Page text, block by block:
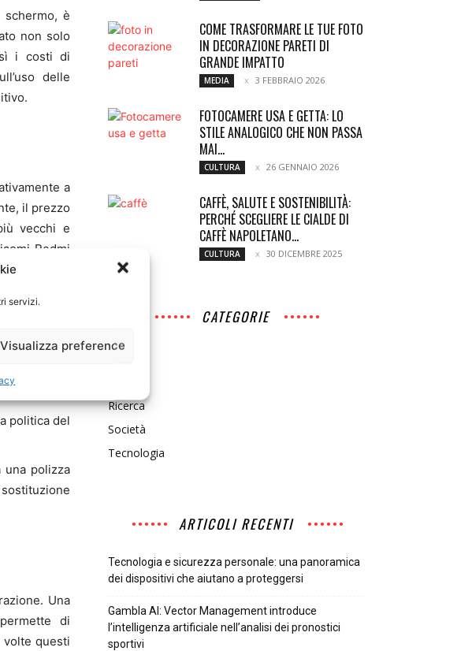
servizi.
Visualizza preference
è
non solo
i costi di
delle
a
il prezzo
vecchi e
Redmi
in termini
o
politica del
una polizza
Una
di
questi
COME TRASFORMARE LE TUE FOTO
IN DECORAZIONE PARETI DI
GRANDE IMPATTO
MEDIA 3 FEBBRAIO 2026
FOTOCAMERE USA E GETTA: LO
STILE ANALOGICO CHE NON PASSA
MAI...
CULTURA 26 GENNAIO 2026
CAFFÈ, SALUTE E SOSTENIBILITÀ:
PERCHÉ SCEGLIERE LE CIALDE DI
CAFFÈ NAPOLETANO...
CULTURA 30 DICEMBRE 2025
CATEGORIE
Ricerca
Società
Tecnologia
ARTICOLI RECENTI
Tecnologia e sicurezza personale: una panoramica
dei dispositivi che aiutano a proteggersi
Gambla AI: Vector Management introduce
l’intelligenza artificiale nell’analisi dei pronostici
sportivi